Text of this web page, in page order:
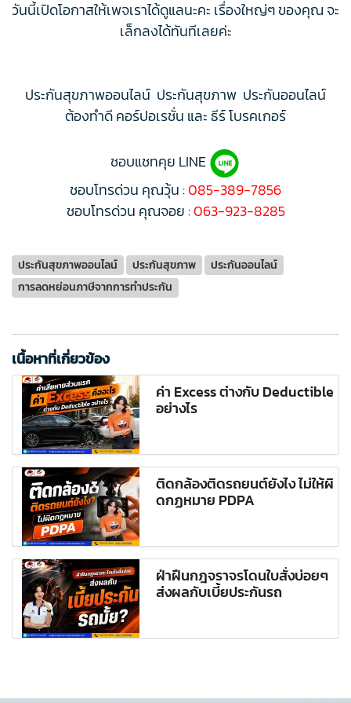
วันนี้เปิดโอกาสให้เพจเราได้ดูแลนะคะ เรื่องใหญ่ๆ ของคุณ จะ
เล็กลงได้ทันทีเลยค่ะ
ประกันสุขภาพออนไลน์ ประกันสุขภาพ ประกันออนไลน์
ต้องทำดี คอร์ปอเรชั่น และ ธีร์ โบรคเกอร์
ชอบแชทคุย LINE
ชอบโทรด่วน คุณวุ้น :085-389-7856
ชอบโทรด่วน คุณจอย :063-923-8285
ประกันสุขภาพออนไลน์ ประกันสุขภาพ
ประกันออนไลน์
การลดหย่อนภาษีจากการทำประกัน
เนื้อหาที่เกี่ยวข้อง
ค่า Excess ต่างกับ Deductible
อย่างไร
ติดกล้องติดรถยนต์ยังไง ไม่ให้ผิ
ดกฏหมาย PDPA
ฝ่าฝืนกฎจราจรโดนใบสั่งบ่อยๆ
ส่งผลกับเบี้ยประกันรถ